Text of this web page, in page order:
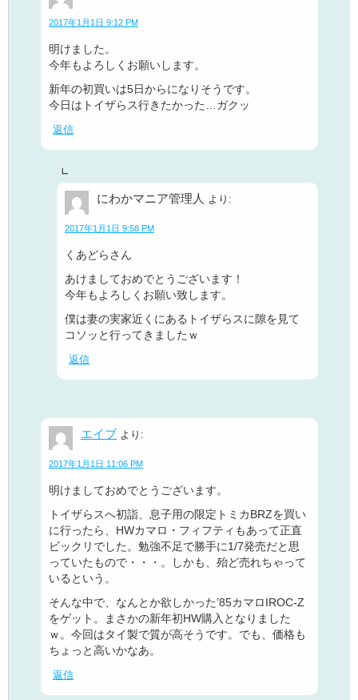
2017年1月1日 9:12 PM
明けました。
今年もよろしくお願いします。
新年の初買いは5日からになりそうです。
今日はトイザらス行きたかった…ガクッ
返信
にわかマニア管理人 より:
2017年1月1日 9:58 PM
くあどらさん
あけましておめでとうございます！
今年もよろしくお願い致します。
僕は妻の実家近くにあるトイザらスに隙を見て
コソッと行ってきましたｗ
返信
エイブ より:
2017年1月1日 11:06 PM
明けましておめでとうございます。
トイザらスへ初詣、息子用の限定トミカBRZを買い
に行ったら、HWカマロ・フィフティもあって正直
ビックリでした。勉強不足で勝手に1/7発売だと思
っていたもので・・・。しかも、殆ど売れちゃって
いるという。
そんな中で、なんとか欲しかった’85カマロIROC-Z
をゲット。まさかの新年初HW購入となりました
ｗ。今回はタイ製で質が高そうです。でも、価格も
ちょっと高いかなあ。
返信